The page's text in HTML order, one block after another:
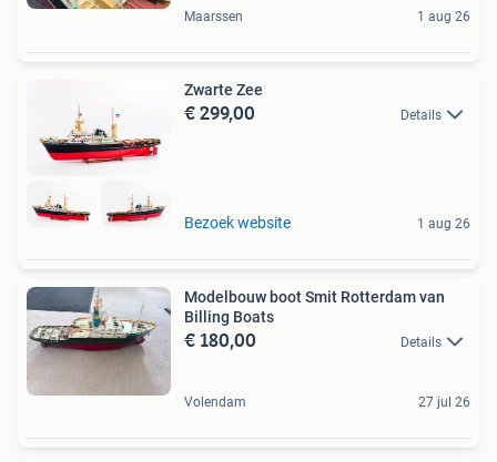
Maarssen 1 aug 26
Zwarte Zee
€ 299,00 Details
Bezoek website 1 aug 26
Modelbouw boot Smit Rotterdam van
Billing Boats
€ 180,00 Details
Volendam 27 jul 26